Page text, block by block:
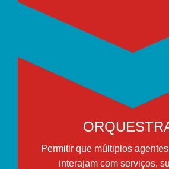
Permitir que múltiplos
interajam com serviços,